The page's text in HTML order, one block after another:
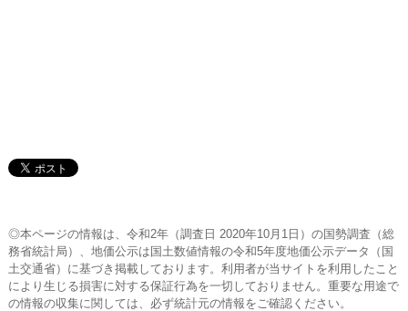
◎本ページの情報は、令和2年（調査日 2020年10月1日）の国勢調査（総
務省統計局）、地価公示は国土数値情報の令和5年度地価公示データ（国
土交通省）に基づき掲載しております。利用者が当サイトを利用したこと
により生じる損害に対する保証行為を一切しておりません。重要な用途で
の情報の収集に関しては、必ず統計元の情報をご確認ください。